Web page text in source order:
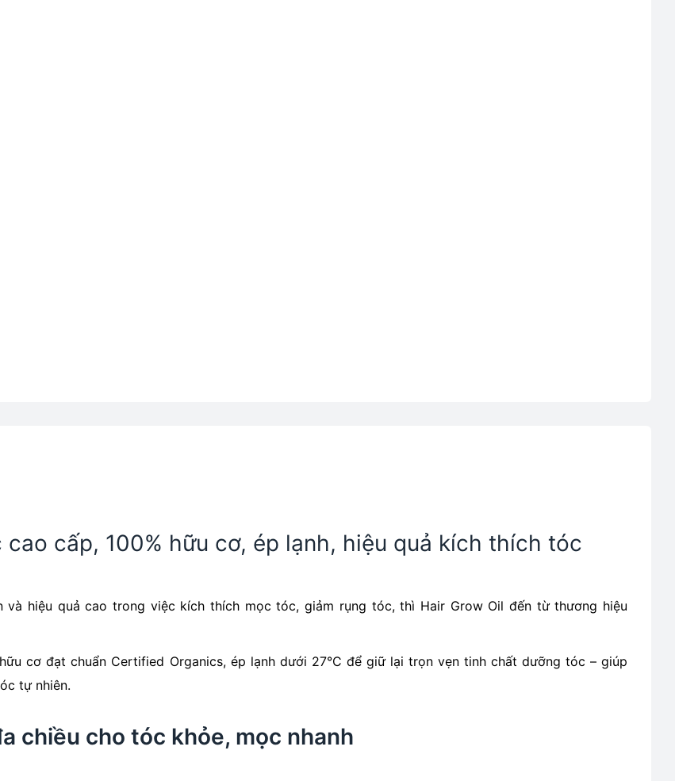
cấp, 100% hữu cơ, ép lạnh, hiệu quả kích thích tóc
hiệu quả cao trong việc kích thích mọc tóc, giảm rụng tóc, thì Hair Grow Oil đến từ thương hiệu
cơ đạt chuẩn Certified Organics, ép lạnh dưới 27°C để giữ lại trọn vẹn tinh chất dưỡng tóc – giúp
tự nhiên.
chiều cho tóc khỏe, mọc nhanh